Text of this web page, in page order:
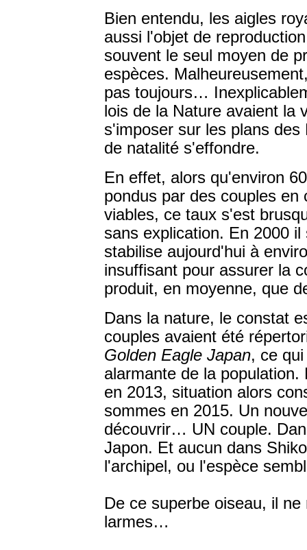
Bien entendu, les aigles
aussi l'objet de
souvent le seul moyen de
espèces.
pas toujours…
lois de la Nature avaient la
s'imposer sur les plans des
de natalité s'effondre.
En effet, alors qu'environ
pondus par des couples
viables, ce taux s'est
sans explication. En 2000
stabilise aujourd'hui à
insuffisant pour assurer la
produit, en moyenne, que
Dans la nature, le constat
couples avaient été
Golden Eagle Japan, ce
alarmante de la
en 2013, situation alors
sommes en 2015. Un
découvrir… UN couple.
Japon. Et aucun dans
l'archipel, ou l'espèce
De ce superbe oiseau, il
larmes…